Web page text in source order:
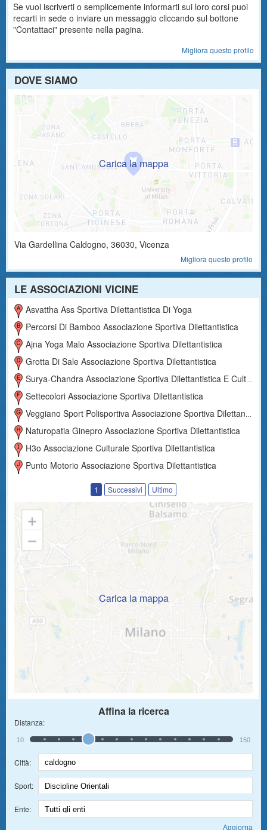
Se vuoi iscriverti o semplicemente informarti sui loro corsi puoi
recarti in sede o inviare un messaggio cliccando sul bottone
"Contattaci" presente nella pagina.
Migliora questo profilo
DOVE SIAMO
Via Gardellina Caldogno, 36030, Vicenza
Migliora questo profilo
LE ASSOCIAZIONI VICINE
Asvattha Ass Sportiva Dilettantistica Di Yoga
Percorsi Di Bamboo Associazione Sportiva Dilettantistica
Ajna Yoga Malo Associazione Sportiva Dilettantistica
Grotta Di Sale Associazione Sportiva Dilettantistica
Surya-Chandra Associazione Sportiva Dilettantistica E Culturale
Settecolori Associazione Sportiva Dilettantistica
Veggiano Sport Polisportiva Associazione Sportiva Dilettantistica
Naturopatia Ginepro Associazione Sportiva Dilettantistica
H3o Associazione Culturale Sportiva Dilettantistica
Punto Motorio Associazione Sportiva Dilettantistica
1 Successivi Ultimo
Carica la mappa
Affina la ricerca
Distanza:
10 150
Città:
Sport:
Ente: